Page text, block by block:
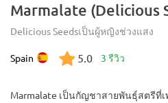
Marmalate (Delicious
Delicious Seedsเป็นผู้หญิงช่วงแสง
Spain 5.0 3 รีวิว
Marmalate เป็นกัญชาสายพันธุ์สตรีที่เ